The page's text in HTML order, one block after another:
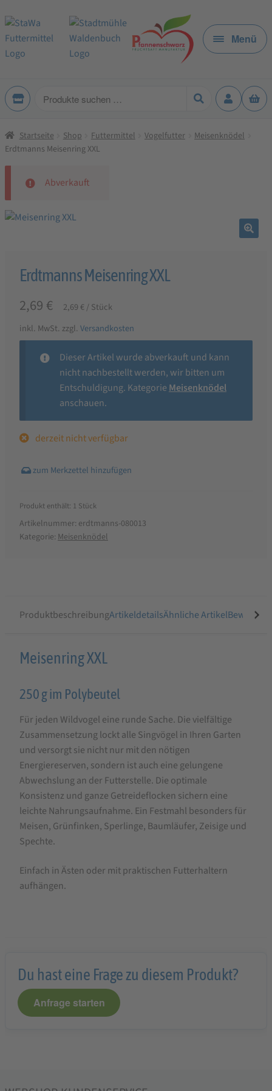
Zur
Navigation
springen
Zum
Inhalt
springen
Menü
Produkte
Startseite Shop Futtermittel Vogelfutter
Meisenknödel
Erdtmanns Meisenring XXL
Abverkauft
Erdtmanns Meisenring XXL
2,69 € 2,69 €/Stück
inkl. MwSt. zzgl. Versandkosten
Dieser Artikel wurde abverkauft und kann
nicht nachbestellt werden, wir bitten um
Entschuldigung. KategorieMeisenknödel
anschauen.
derzeit nicht verfügbar
Produkt enthält: 1 Stück
Artikelnummer: erdtmanns-080013
Kategorie: Meisenknödel
ProduktbeschreibungArtikeldetailsÄhnliche Artikel
Produktbeschreibung
Erdtmanns
Meisenring
XXL
Meisenring XXL
250 g im Polybeutel
Für jeden Wildvogel eine runde Sache. Die vielfältige
Zusammensetzung lockt alle Singvögel in Ihren Garten
und versorgt sie nicht nur mit den nötigen
Energiereserven, sondern ist auch eine gelungene
Abwechslung an der Futterstelle. Die optimale
Konsistenz und ganze Getreideflocken sichern eine
leichte Nahrungsaufnahme. Ein Festmahl besonders für
Meisen, Grünfinken, Sperlinge, Baumläufer, Zeisige und
Spechte.
Einfach in Ästen oder mit praktischen Futterhaltern
aufhängen.
Du hast eine Frage zu diesem Produkt?
Anfrage starten